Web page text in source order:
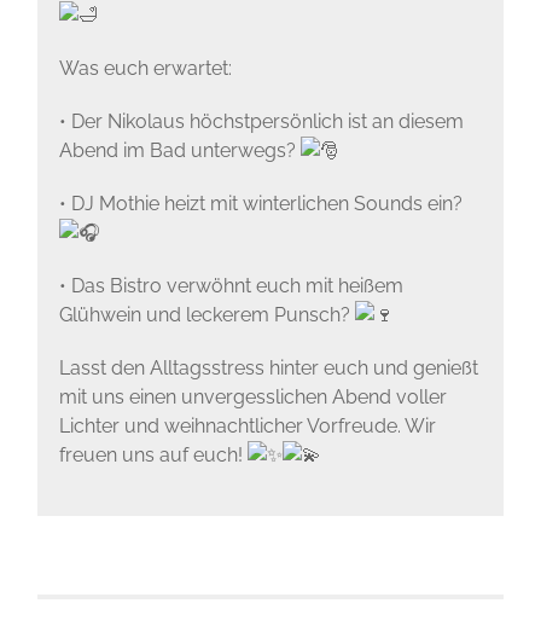
Was euch erwartet:
• Der Nikolaus höchstpersönlich ist an diesem
Abend im Bad unterwegs?
• DJ Mothie heizt mit winterlichen Sounds ein?
• Das Bistro verwöhnt euch mit heißem
Glühwein und leckerem Punsch?
Lasst den Alltagsstress hinter euch und genießt
mit uns einen unvergesslichen Abend voller
Lichter und weihnachtlicher Vorfreude. Wir
freuen uns auf euch!